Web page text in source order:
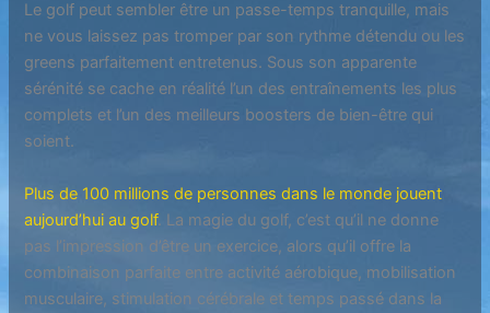
Le golf peut sembler être un passe-temps tranquille, mais
ne vous laissez pas tromper par son rythme détendu ou les
greens parfaitement entretenus. Sous son apparente
sérénité se cache en réalité l’un des entraînements les plus
complets et l’un des meilleurs boosters de bien-être qui
soient.
Plus de 100 millions de personnes dans le monde jouent
aujourd’hui au golf. La magie du golf, c’est qu’il ne donne
pas l’impression d’être un exercice, alors qu’il offre la
combinaison parfaite entre activité aérobique, mobilisation
musculaire, stimulation cérébrale et temps passé dans la